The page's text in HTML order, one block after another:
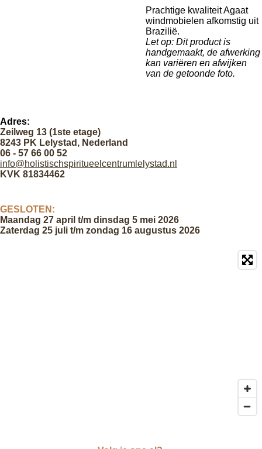
Prachtige kwaliteit Agaat
windmobielen afkomstig uit
Brazilië.
Let op: Dit product is
handgemaakt, de afwerking
kan variëren en afwijken
van de getoonde foto.
Adres:
Zeilweg 13 (1ste etage)
8243 PK Lelystad, Nederland
06 - 57 66 00 52
info@holistischspiritueelcentrumlelystad.nl
KVK 81834462
GESLOTEN:
Maandag 27 april t/m dinsdag 5 mei 2026
Zaterdag 25 juli t/m zondag 16 augustus 2026